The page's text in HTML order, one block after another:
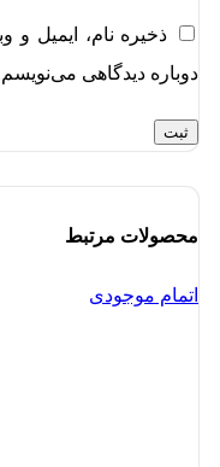
ذخیره نام، ایمیل
دوباره دیدگاهی
محصولات مرتبط
اتمام موجودی